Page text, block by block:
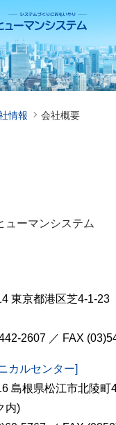
情報 会社概要
ューマンシステム
東京都港区芝4-1-
2607 ／ FAX
カルセンター]
島根県松江市北陵町
内)